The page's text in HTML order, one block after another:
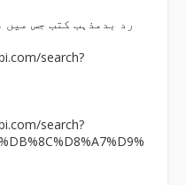
search?
search?